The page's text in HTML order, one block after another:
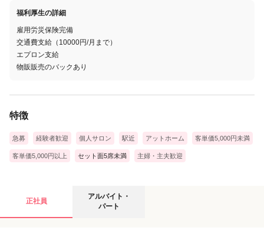
福利厚生の詳細
雇用労災保険完備
交通費支給（10000円/月まで）
エプロン支給
物販販売のバックあり
特徴
急募 経験者歓迎 個人サロン 駅近 アットホーム 客単価5,000円未満
客単価5,000円以上 セット面5席未満 主婦・主夫歓迎
アルバイト・パートの募集要項
正社員
アルバイト・
パート